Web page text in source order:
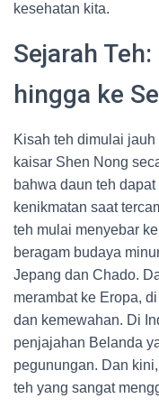
kesehatan kita.
Sejarah
hingga ke
Kisah teh dimulai
kaisar Shen Nong
bahwa daun teh
kenikmatan saat
teh mulai menyebar
beragam budaya
Jepang dan Chado.
merambat ke Eropa,
dan kemewahan. Di
penjajahan Belanda
pegunungan. Dan
teh yang sangat